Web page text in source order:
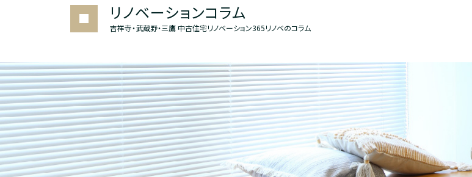
リノベーションコラム
吉祥寺・武蔵野・三鷹 中古住宅リノベーション365リノベのコラム